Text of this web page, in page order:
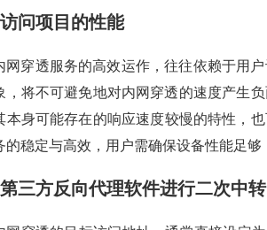
问项目的性能
网穿透服务的高效运作，往往依赖于用
，将不可避免地对内网穿透的速度产生
本身可能存在的响应速度较慢的特性，
的稳定与高效，用户需确保设备性能足够
三方反向代理软件进行二次中转